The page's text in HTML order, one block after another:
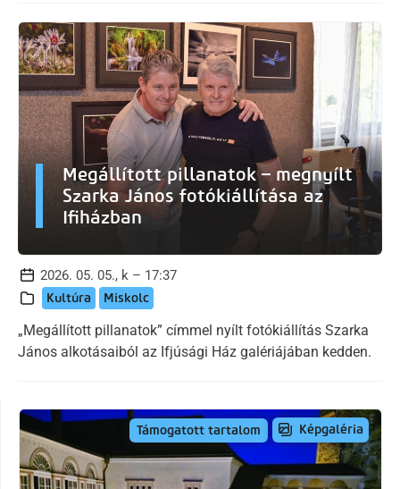
Megállított pillanatok – megnyílt
Szarka János fotókiállítása az
Ifiházban
2026. 05. 05., k – 17:37
Kultúra Miskolc
„Megállított pillanatok” címmel nyílt fotókiállítás Szarka
János alkotásaiból az Ifjúsági Ház galériájában kedden.
Támogatott tartalom Képgaléria